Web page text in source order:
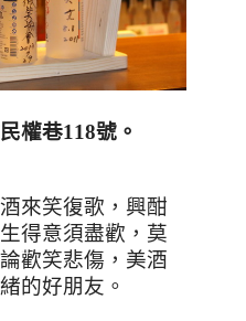
權巷118號。
來笑復歌，興酣
得意須盡歡，莫
歡笑悲傷 ，美酒
的好朋友。